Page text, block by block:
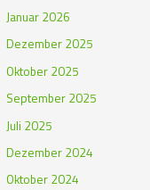
Januar 2026
Dezember 2025
Oktober 2025
September 2025
Juli 2025
Dezember 2024
Oktober 2024